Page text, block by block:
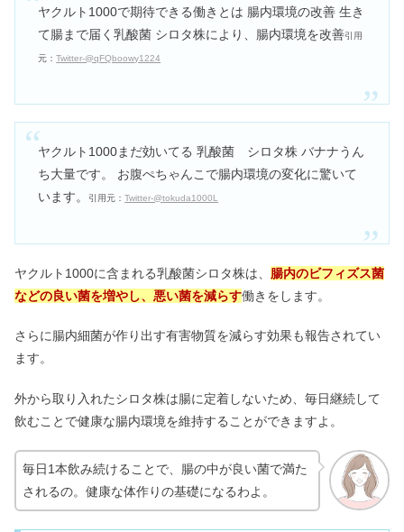
ヤクルト1000で期待できる働きとは 腸内環境の改善 生き
て腸まで届く乳酸菌 シロタ株により、腸内環境を改善引用
元：Twitter-@qFQboowy1224
ヤクルト1000まだ効いてる 乳酸菌 シロタ株 バナナうん
ち大量です。 お腹ぺちゃんこで腸内環境の変化に驚いて
います。
引用元：Twitter-@tokuda1000L
ヤクルト1000に含まれる乳酸菌シロタ株は、 腸内のビフィズス菌
などの良い菌を増やし、悪い菌を減らす働きをします。
さらに腸内細菌が作り出す有害物質を減らす効果も報告されてい
ます。
外から取り入れたシロタ株は腸に定着しないため、毎日継続して
飲むことで健康な腸内環境を維持することができますよ。
毎日1本飲み続けることで、腸の中が良い菌で満た
されるの。健康な体作りの基礎になるわよ。